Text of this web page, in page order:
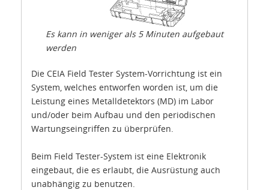
Es kann in weniger als 5 Minuten aufgebaut
werden
Die CEIA Field Tester System-Vorrichtung ist ein
System, welches entworfen worden ist, um die
Leistung eines Metalldetektors (MD) im Labor
und/oder beim Aufbau und den periodischen
Wartungseingriffen zu überprüfen.
Beim Field Tester-System ist eine Elektronik
eingebaut, die es erlaubt, die Ausrüstung auch
unabhängig zu benutzen.